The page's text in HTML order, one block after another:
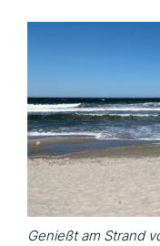
Genießt am Strand